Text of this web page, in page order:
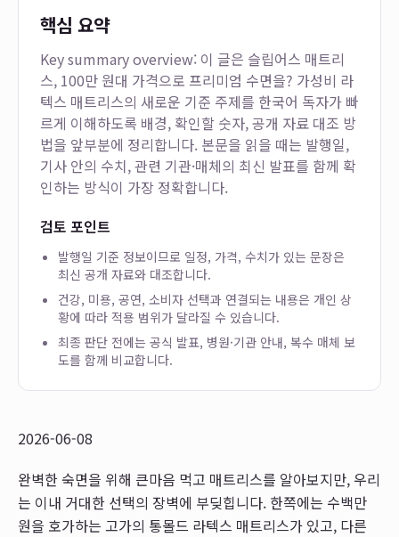
핵심 요약
Key summary overview: 이 글은 슬립어스 매트리
스, 100만 원대 가격으로 프리미엄 수면을? 가성비 라
텍스 매트리스의 새로운 기준 주제를 한국어 독자가 빠
르게 이해하도록 배경, 확인할 숫자, 공개 자료 대조 방
법을 앞부분에 정리합니다. 본문을 읽을 때는 발행일,
기사 안의 수치, 관련 기관·매체의 최신 발표를 함께 확
인하는 방식이 가장 정확합니다.
검토 포인트
발행일 기준 정보이므로 일정, 가격, 수치가 있는 문장은
최신 공개 자료와 대조합니다.
건강, 미용, 공연, 소비자 선택과 연결되는 내용은 개인 상
황에 따라 적용 범위가 달라질 수 있습니다.
최종 판단 전에는 공식 발표, 병원·기관 안내, 복수 매체 보
도를 함께 비교합니다.
2026-06-08
완벽한 숙면을 위해 큰마음 먹고 매트리스를 알아보지만, 우리
는 이내 거대한 선택의 장벽에 부딪힙니다. 한쪽에는 수백만
원을 호가하는 고가의 통몰드 라텍스 매트리스가 있고, 다른